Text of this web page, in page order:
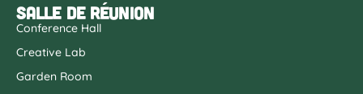
Salle de réunion
Conference Hall
Creative Lab
Garden Room